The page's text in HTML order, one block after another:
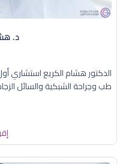
د.
الدكتور هشام الكريع
طب وجراحة الشبكية والسائل